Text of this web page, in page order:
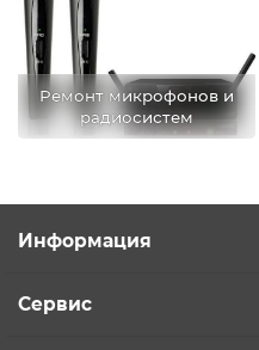
Ремонт микрофонов и
радиосистем
Информация
Сервис